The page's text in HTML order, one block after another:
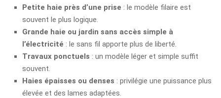
Petite haie près d’une prise : le modèle filaire est
souvent le plus logique.
Grande haie ou jardin sans accès simple à
l’électricité : le sans fil apporte plus de liberté.
Travaux ponctuels : un modèle léger et simple suffit
souvent.
Haies épaisses ou denses : privilégie une puissance plus
élevée et des lames adaptées.